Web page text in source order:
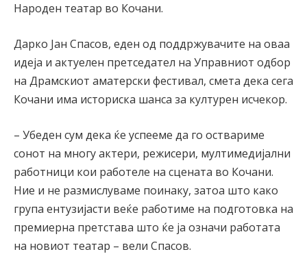
Народен театар во Кочани.
Дарко Јан Спасов, еден од поддржувачите на оваа
идеја и актуелен претседател на Управниот одбор
на Драмскиот аматерски фестивал, смета дека сега
Кочани има историска шанса за културен исчекор.
– Убеден сум дека ќе успееме да го оствариме
сонот на многу актери, режисери, мултимедијални
работници кои работеле на сцената во Кочани.
Ние и не размислуваме поинаку, затоа што како
група ентузијасти веќе работиме на подготовка на
премиерна претстава што ќе ја означи работата
на новиот театар – вели Спасов.